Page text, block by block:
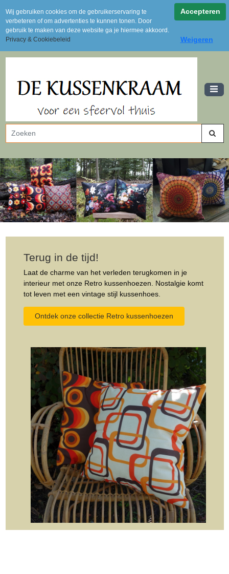
Achteraf betalen via Klarna
Levertijd 2 tot 3 dagen
Gratis verzending vanaf 100 euro (NL)
Uit voorraad leverbaar
Terug in de tijd!
Laat de charme van het verleden terugkomen in je
interieur met onze Retro kussenhoezen. Nostalgie komt
tot leven met een vintage stijl kussenhoes.
Ontdek onze collectie Retro kussenhoezen
Wij gebruiken cookies om de gebruikerservaring te
verbeteren of om advertenties te kunnen tonen. Door
gebruik te maken van deze website ga je hiermee akkoord.
Privacy & Cookiebeleid
Accepteren
Weigeren